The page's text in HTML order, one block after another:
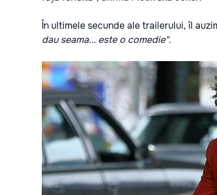
În ultimele secunde ale trailerului, îl
dau seama... este o comedie".